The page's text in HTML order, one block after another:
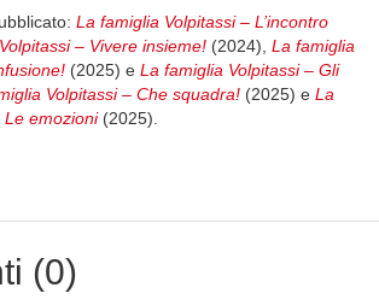
La famiglia Volpitassi – L’incontro
– Vivere insieme! (2024), La famiglia
(2025) e La famiglia Volpitassi – Gli
Volpitassi – Che squadra! (2025) e La
Le emozioni(2025).
(0)